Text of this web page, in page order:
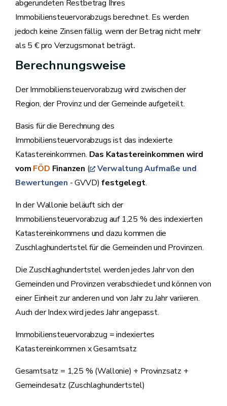
abgerundeten Restbetrag Ihres
Immobiliensteuervorabzugs berechnet. Es werden
jedoch keine Zinsen fällig, wenn der Betrag nicht mehr
als 5 € pro Verzugsmonat beträgt.
Berechnungsweise
Der Immobiliensteuervorabzug wird zwischen der
Region, der Provinz und der Gemeinde aufgeteilt.
Basis für die Berechnung des
Immobiliensteuervorabzugs ist das indexierte
Katastereinkommen. Das Katastereinkommen wird
vom FÖD Finanzen (
Verwaltung Aufmaße und
Bewertungen - GVVD)festgelegt.
In der Wallonie beläuft sich der
Immobiliensteuervorabzug auf 1,25 % des indexierten
Katastereinkommens und dazu kommen die
Zuschlaghundertstel für die Gemeinden und Provinzen.
Die Zuschlaghundertstel werden jedes Jahr von den
Gemeinden und Provinzen verabschiedet und können von
einer Einheit zur anderen und von Jahr zu Jahr variieren.
Auch der Index wird jedes Jahr angepasst.
Immobiliensteuervorabzug = indexiertes
Katastereinkommen x Gesamtsatz
Gesamtsatz = 1,25 % (Wallonie) + Provinzsatz +
Gemeindesatz (Zuschlaghundertstel)